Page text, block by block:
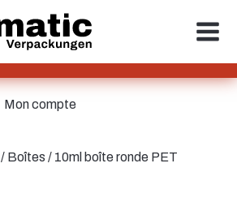
/ Boîtes / 10ml boîte ronde PET
Mon compte